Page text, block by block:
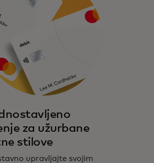
za užurbane
stilove
upravljajte svojim